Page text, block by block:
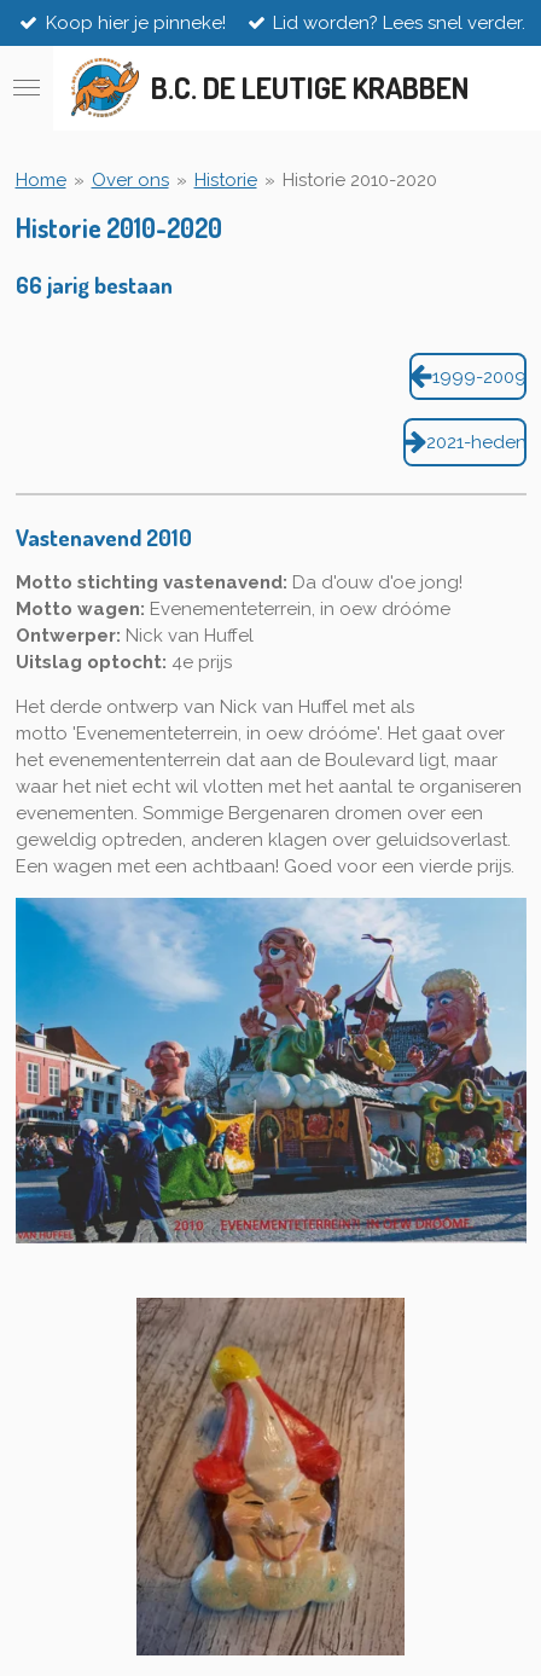
Ga
direct
naar
B.C. DE LEUTIGE KRABBEN
Koop hier je pinneke! Lid worden? Lees snel verder.
Home » Over ons » Historie » Historie 2010-2020
Historie 2010-2020
66 jarig bestaan
1999-2009
2021-heden
Vastenavend 2010
Motto stichting vastenavend: Da d'ouw d'oe jong!
Motto wagen: Evenementeterrein, in oew dróóme
Ontwerper: Nick van Huffel
Uitslag optocht: 4e prijs
Het derde ontwerp van Nick van Huffel met als
motto 'Evenementeterrein, in oew dróóme'. Het gaat over
het evenemententerrein dat aan de Boulevard ligt, maar
waar het niet echt wil vlotten met het aantal te organiseren
evenementen. Sommige Bergenaren dromen over een
geweldig optreden, anderen klagen over geluidsoverlast.
Een wagen met een achtbaan! Goed voor een vierde prijs.